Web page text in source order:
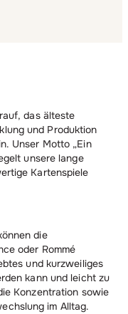
das älteste
und Produktion
Unser Motto „Ein
unsere lange
Kartenspiele
die
oder Rommé
und kurzweiliges
kann und leicht zu
Konzentration sowie
im Alltag.